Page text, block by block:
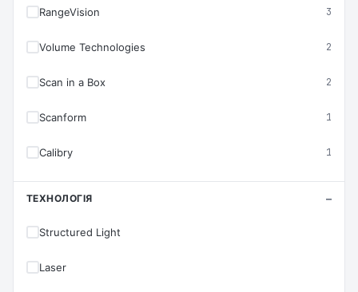
RangeVision 3
Volume Technologies 2
Scan in a Box 2
Scanform 1
Calibry 1
ТЕХНОЛОГІЯ
Structured Light
Laser